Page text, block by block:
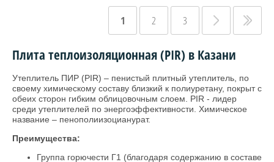
1 2 3
Плита теплоизоляционная (PIR) в Казани
Утеплитель ПИР (PIR) – пенистый плитный утеплитель, по
своему химическому составу близкий к полиуретану, покрыт с
обеих сторон гибким облицовочным слоем. PIR - лидер
среди утеплителей по энергоэффективности. Химическое
название – пенополиизоцианурат.
Преимущества:
Группа горючести Г1 (благодаря содержанию в составе